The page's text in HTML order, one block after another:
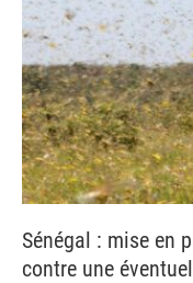
Sénégal : mise en
contre une